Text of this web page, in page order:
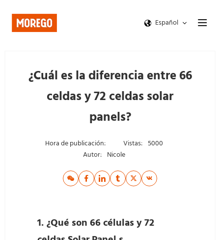
Español
¿Cuál es la diferencia entre 66
celdas y 72 celdas solar
panels?
Hora de publicación: Vistas: 5000
Autor: Nicole
1.¿Qué son 66 células y 72